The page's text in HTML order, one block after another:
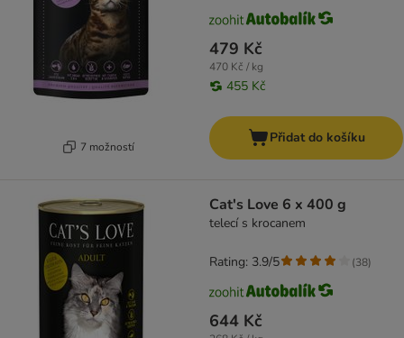
7 možností
479 Kč
470 Kč / kg
455 Kč
Přidat do košíku
Cat's Love 6 x 400 g
telecí s krocanem
644 Kč
Rating: 3.9/5 (38)